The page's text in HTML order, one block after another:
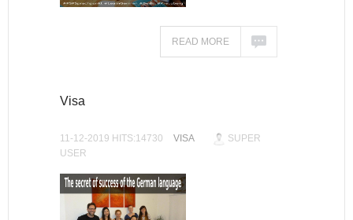
READ MORE
Visa
11-12-2019 HITS:14730 VISA
SUPER
USER